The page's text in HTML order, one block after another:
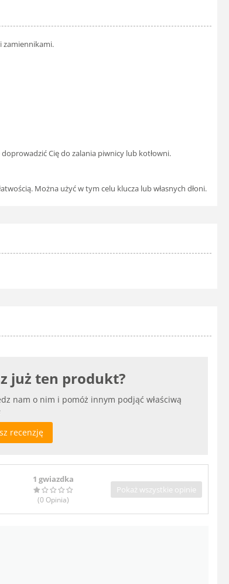
zamiennikami.
Cię do zalania piwnicy lub kotłowni.
Można użyć w tym celu klucza lub własnych dłoni.
już ten produkt?
nam o nim i pomóż innym podjąć właściwą
recenzję
1 gwiazdka
(0 Opinia)
Pokaż wszystkie opinie